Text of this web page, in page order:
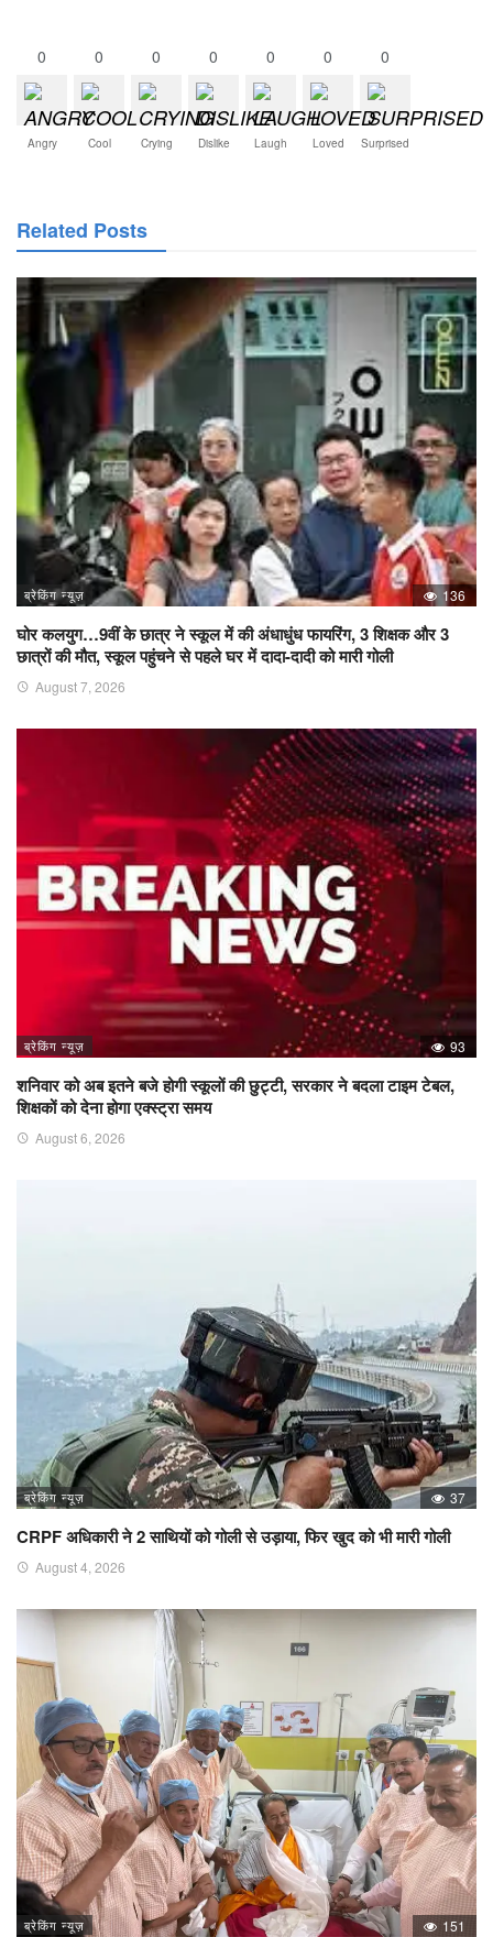
0
Angry
0
Cool
0
Crying
0
Dislike
0
Laugh
0
Loved
0
Surprised
Related Posts
ब्रेकिंग न्यूज़ 136
घोर कलयुग…9वीं के छात्र ने स्कूल में की अंधाधुंध फायरिंग, 3 शिक्षक और 3
छात्रों की मौत, स्कूल पहुंचने से पहले घर में दादा-दादी को मारी गोली
August 7, 2026
ब्रेकिंग न्यूज़ 93
शनिवार को अब इतने बजे होगी स्कूलों की छुट्टी, सरकार ने बदला टाइम टेबल,
शिक्षकों को देना होगा एक्स्ट्रा समय
August 6, 2026
ब्रेकिंग न्यूज़ 37
CRPF अधिकारी ने 2 साथियों को गोली से उड़ाया, फिर खुद को भी मारी गोली
August 4, 2026
ब्रेकिंग न्यूज़ 151